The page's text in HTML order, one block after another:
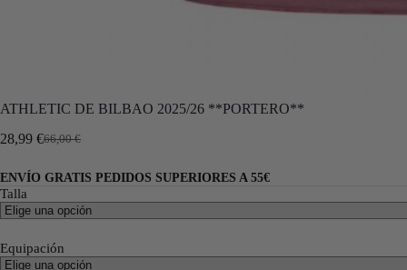
ATHLETIC DE BILBAO 2025/26 **PORTERO**
66,00€
28,99 €
ENVÍO GRATIS PEDIDOS SUPERIORES A 55€
Talla
Equipación